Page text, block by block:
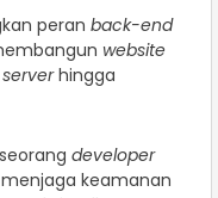
peran back-end
website
serverhingga
developer
keamanan